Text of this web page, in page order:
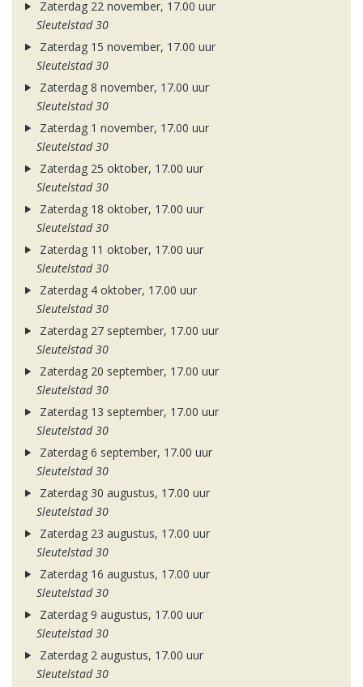
Zaterdag 22 november, 17.00 uur
Sleutelstad 30
Zaterdag 15 november, 17.00 uur
Sleutelstad 30
Zaterdag 8 november, 17.00 uur
Sleutelstad 30
Zaterdag 1 november, 17.00 uur
Sleutelstad 30
Zaterdag 25 oktober, 17.00 uur
Sleutelstad 30
Zaterdag 18 oktober, 17.00 uur
Sleutelstad 30
Zaterdag 11 oktober, 17.00 uur
Sleutelstad 30
Zaterdag 4 oktober, 17.00 uur
Sleutelstad 30
Zaterdag 27 september, 17.00 uur
Sleutelstad 30
Zaterdag 20 september, 17.00 uur
Sleutelstad 30
Zaterdag 13 september, 17.00 uur
Sleutelstad 30
Zaterdag 6 september, 17.00 uur
Sleutelstad 30
Zaterdag 30 augustus, 17.00 uur
Sleutelstad 30
Zaterdag 23 augustus, 17.00 uur
Sleutelstad 30
Zaterdag 16 augustus, 17.00 uur
Sleutelstad 30
Zaterdag 9 augustus, 17.00 uur
Sleutelstad 30
Zaterdag 2 augustus, 17.00 uur
Sleutelstad 30